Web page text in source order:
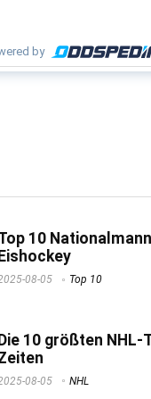
by
10
Eishockey
08-05 Top 10
10 größten
08-05 NHL